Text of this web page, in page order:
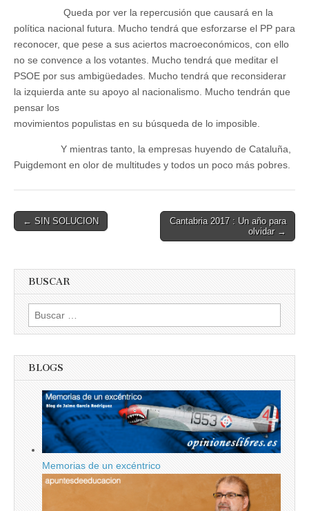
Queda por ver la repercusión que causará en la
política nacional futura. Mucho tendrá que esforzarse el PP para
reconocer, que pese a sus aciertos macroeconómicos, con ello
no se convence a los votantes. Mucho tendrá que meditar el
PSOE por sus ambigüedades. Mucho tendrá que reconsiderar
la izquierda ante su apoyo al nacionalismo. Mucho tendrán que
pensar los
movimientos populistas en su búsqueda de lo imposible.
Y mientras tanto, la empresas huyendo de Cataluña,
Puigdemont en olor de multitudes y todos un poco más pobres.
Post
← SIN SOLUCION
Cantabria 2017 : Un año para
olvidar →
BUSCAR
Buscar:
BLOGS
Memorias de un excéntrico